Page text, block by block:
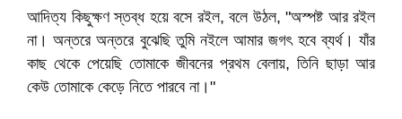
আদিত্য কিছুক্ষণ স্তব্ধ হয়ে বসে রইল, বলে উঠল, "অস্পষ্ট আর রইল
না। অন্তরে অন্তরে বুঝেছি তুমি নইলে আমার জগৎ হবে ব্যর্থ। যাঁর
কাছ থেকে পেয়েছি তোমাকে জীবনের প্রথম বেলায়, তিনি ছাড়া আর
কেউ তোমাকে কেড়ে নিতে পারবে না।"